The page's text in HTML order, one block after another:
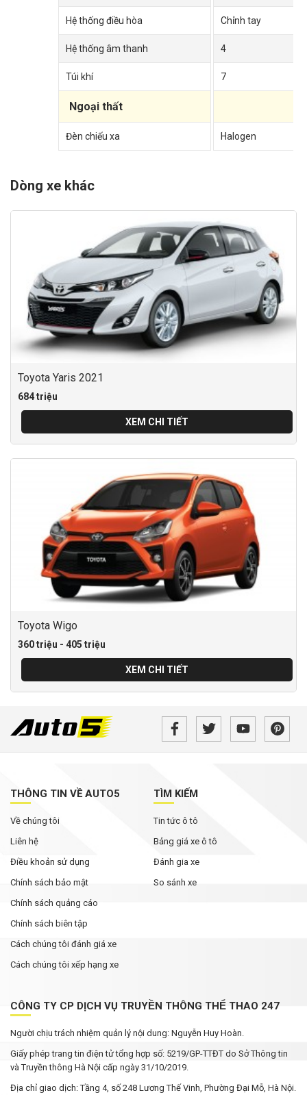
Hệ thống điều hòa
Hệ thống âm thanh
Túi khí
Ngoại thất
Đèn chiếu xa
Chỉnh tay
4
7
Halogen
Dòng xe khác
Toyota Yaris 2021
684 triệu
XEM CHI TIẾT
Toyota Wigo
360 triệu - 405 triệu
XEM CHI TIẾT
THÔNG TIN VỀ AUTO5
Về chúng tôi
Liên hệ
Điều khoản sử dụng
Chính sách bảo mật
Chính sách quảng cáo
Chính sách biên tập
Cách chúng tôi đánh giá xe
Cách chúng tôi xếp hạng xe
TÌM KIẾM
Tin tức ô tô
Bảng giá xe ô tô
Đánh gia xe
So sánh xe
CÔNG TY CP DỊCH VỤ TRUYỀN THÔNG THỂ THAO 247
Người chịu trách nhiệm quản lý nội dung: Nguyễn Huy Hoàn.
Giấy phép trang tin điện tử tổng hợp số: 5219/GP-TTĐT do Sở Thông tin
và Truyền thông Hà Nội cấp ngày 31/10/2019.
Địa chỉ giao dịch: Tầng 4, số 248 Lương Thế Vinh, Phường Đại Mỗ, Hà Nội.